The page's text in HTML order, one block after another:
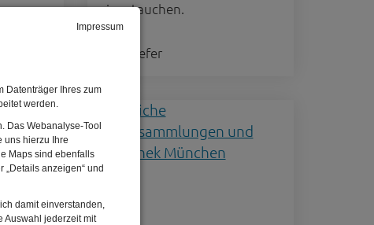
Impressum
Datenträger Ihres zum
werden.
Das Webanalyse-Tool
uns hierzu Ihre
Maps sind ebenfalls
anzeigen“ und
damit einverstanden,
Auswahl jederzeit mit
einzutauchen.
© C. Kiefer